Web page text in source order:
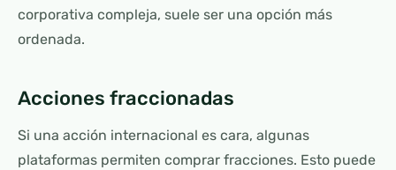
corporativa compleja, suele ser una opción más
ordenada.
Acciones fraccionadas
Si una acción internacional es cara, algunas
plataformas permiten comprar fracciones. Esto puede